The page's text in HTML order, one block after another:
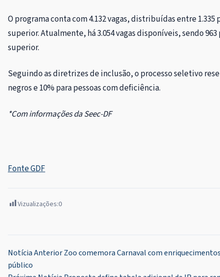
O programa conta com 4.132 vagas, distribuídas entre 1.335
superior. Atualmente, há 3.054 vagas disponíveis, sendo
superior.
Seguindo as diretrizes de inclusão, o processo seletivo
negros e 10% para pessoas com deficiência.
*Com informações da Seec-DF
Fonte GDF
Vizualizações:0
Navegação
Notícia AnteriorZoo comemora Carnaval com
público